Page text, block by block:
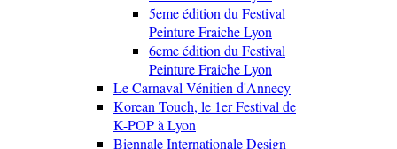
5eme édition du Festival
Peinture Fraiche Lyon
6eme édition du Festival
Peinture Fraiche Lyon
Le Carnaval Vénitien d'Annecy
Korean Touch, le 1er Festival de
K-POP à Lyon
Biennale Internationale Design